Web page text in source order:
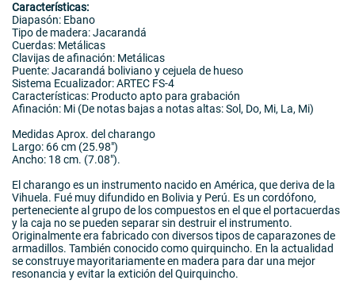
Características:
Diapasón: Ebano
Tipo de madera: Jacarandá
Cuerdas: Metálicas
Clavijas de afinación: Metálicas
Puente: Jacarandá boliviano y cejuela de hueso
Sistema Ecualizador: ARTEC FS-4
Características: Producto apto para grabación
Afinación: Mi (De notas bajas a notas altas: Sol, Do, Mi, La, Mi)
Medidas Aprox. del charango
Largo: 66 cm (25.98")
Ancho: 18 cm. (7.08").
El charango es un instrumento nacido en América, que deriva de la
Vihuela. Fué muy difundido en Bolivia y Perú. Es un cordófono,
perteneciente al grupo de los compuestos en el que el portacuerdas
y la caja no se pueden separar sin destruir el instrumento.
Originalmente era fabricado con diversos tipos de caparazones de
armadillos. También conocido como quirquincho. En la actualidad
se construye mayoritariamente en madera para dar una mejor
resonancia y evitar la extición del Quirquincho.